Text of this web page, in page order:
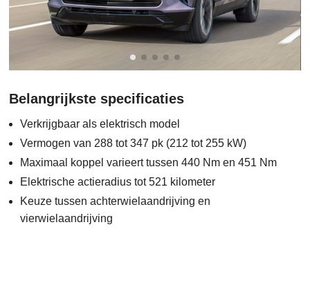
Belangrijkste specificaties
Verkrijgbaar als elektrisch model
Vermogen van 288 tot 347 pk (212 tot 255 kW)
Maximaal koppel varieert tussen 440 Nm en 451 Nm
Elektrische actieradius tot 521 kilometer
Keuze tussen achterwielaandrijving en
vierwielaandrijving